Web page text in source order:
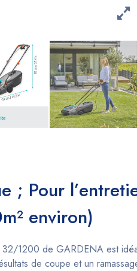
; Pour
environ)
1200 de GARDENA est
de coupe et un